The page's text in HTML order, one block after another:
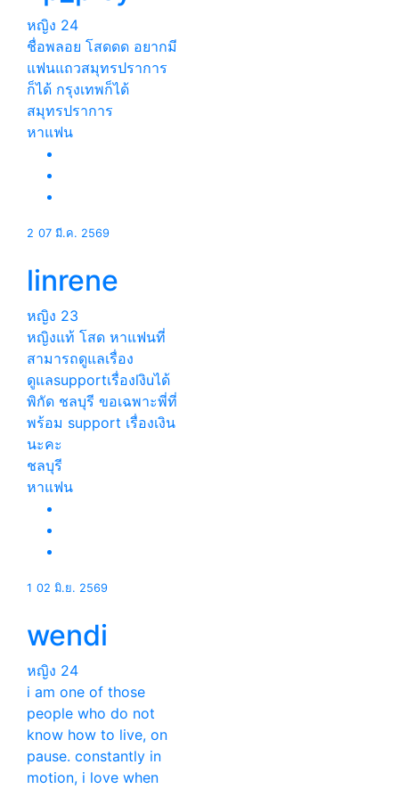
หญิง 24
ชื่อพลอย โสดดด อยากมี
แฟนแถวสมุทรปราการ
ก็ได้ กรุงเทพก็ได้
สมุทรปราการ
หาแฟน
2 07 มี.ค. 2569
linrene
หญิง 23
หญิงแท้ โสด หาแฟนที่
สามารถดูแลเรื่อง
ดูแลsupportเรื่องlงิuได้
พิกัด ชลบุรี ขอเฉพาะพี่ที่
พร้อม support เรื่องเงิน
นะคะ
ชลบุรี
หาแฟน
1 02 มิ.ย. 2569
wendi
หญิง 24
i am one of those
people who do not
know how to live, on
pause. constantly in
motion, i love when